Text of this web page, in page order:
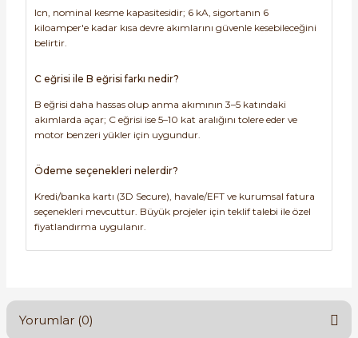
Icn, nominal kesme kapasitesidir; 6 kA, sigortanın 6
kiloamper'e kadar kısa devre akımlarını güvenle kesebileceğini
belirtir.
C eğrisi ile B eğrisi farkı nedir?
B eğrisi daha hassas olup anma akımının 3–5 katındaki
akımlarda açar; C eğrisi ise 5–10 kat aralığını tolere eder ve
motor benzeri yükler için uygundur.
Ödeme seçenekleri nelerdir?
Kredi/banka kartı (3D Secure), havale/EFT ve kurumsal fatura
seçenekleri mevcuttur. Büyük projeler için teklif talebi ile özel
fiyatlandırma uygulanır.
Yorumlar (0)